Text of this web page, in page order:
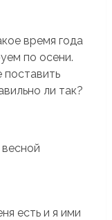
время года
по осени.
ли так?
есть и я ими